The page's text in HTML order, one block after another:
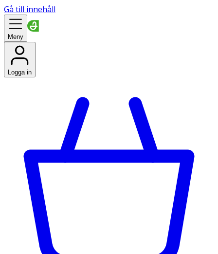
Gå till innehåll
Meny
Logga in